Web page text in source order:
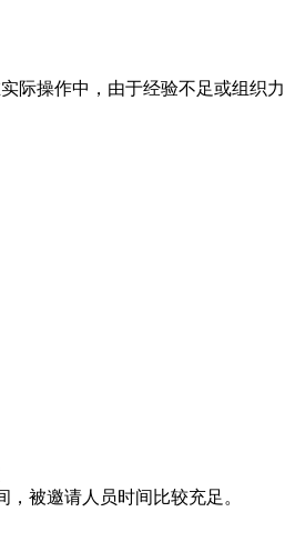
际操作中，由于经验不足或组
被邀请人员时间比较充足。